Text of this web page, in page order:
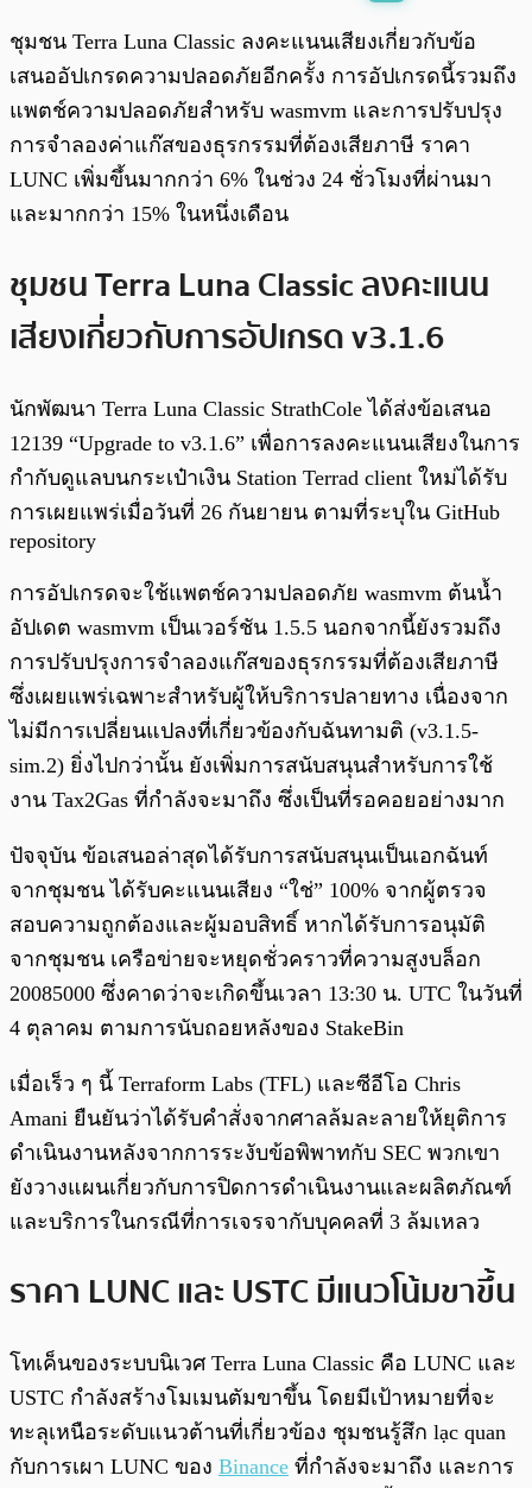
0:00/ 0:00
ชุมชน Terra Luna Classic ลงคะแนนเสียงเกี่ยวกับข้อ
เสนออัปเกรดความปลอดภัยอีกครั้ง การอัปเกรดนี้รวมถึง
แพตช์ความปลอดภัยสำหรับ wasmvm และการปรับปรุง
การจำลองค่าแก๊สของธุรกรรมที่ต้องเสียภาษี ราคา
LUNC เพิ่มขึ้นมากกว่า 6% ในช่วง 24 ชั่วโมงที่ผ่านมา
และมากกว่า 15% ในหนึ่งเดือน
ชุมชน Terra Luna Classic ลงคะแนน
เสียงเกี่ยวกับการอัปเกรด v3.1.6
นักพัฒนา Terra Luna Classic StrathCole ได้ส่งข้อเสนอ
12139 “Upgrade to v3.1.6” เพื่อการลงคะแนนเสียงในการ
กำกับดูแลบนกระเป๋าเงิน Station Terrad client ใหม่ได้รับ
การเผยแพร่เมื่อวันที่ 26 กันยายน ตามที่ระบุใน GitHub
repository
การอัปเกรดจะใช้แพตช์ความปลอดภัย wasmvm ต้นน้ำ
อัปเดต wasmvm เป็นเวอร์ชัน 1.5.5 นอกจากนี้ยังรวมถึง
การปรับปรุงการจำลองแก๊สของธุรกรรมที่ต้องเสียภาษี
ซึ่งเผยแพร่เฉพาะสำหรับผู้ให้บริการปลายทาง เนื่องจาก
ไม่มีการเปลี่ยนแปลงที่เกี่ยวข้องกับฉันทามติ (v3.1.5-
sim.2) ยิ่งไปกว่านั้น ยังเพิ่มการสนับสนุนสำหรับการใช้
งาน Tax2Gas ที่กำลังจะมาถึง ซึ่งเป็นที่รอคอยอย่างมาก
ปัจจุบัน ข้อเสนอล่าสุดได้รับการสนับสนุนเป็นเอกฉันท์
จากชุมชน ได้รับคะแนนเสียง “ใช่” 100% จากผู้ตรวจ
สอบความถูกต้องและผู้มอบสิทธิ์ หากได้รับการอนุมัติ
จากชุมชน เครือข่ายจะหยุดชั่วคราวที่ความสูงบล็อก
20085000 ซึ่งคาดว่าจะเกิดขึ้นเวลา 13:30 น. UTC ในวันที่
4 ตุลาคม ตามการนับถอยหลังของ StakeBin
เมื่อเร็ว ๆ นี้ Terraform Labs (TFL) และซีอีโอ Chris
Amani ยืนยันว่าได้รับคำสั่งจากศาลล้มละลายให้ยุติการ
ดำเนินงานหลังจากการระงับข้อพิพาทกับ SEC พวกเขา
ยังวางแผนเกี่ยวกับการปิดการดำเนินงานและผลิตภัณฑ์
และบริการในกรณีที่การเจรจากับบุคคลที่ 3 ล้มเหลว
ราคา LUNC และ USTC มีแนวโน้มขาขึ้น
โทเค็นของระบบนิเวศ Terra Luna Classic คือ LUNC และ
USTC กำลังสร้างโมเมนตัมขาขึ้น โดยมีเป้าหมายที่จะ
ทะลุเหนือระดับแนวต้านที่เกี่ยวข้อง ชุมชนรู้สึก lạc quan
กับการเผา LUNC ของ Binance ที่กำลังจะมาถึง และการ